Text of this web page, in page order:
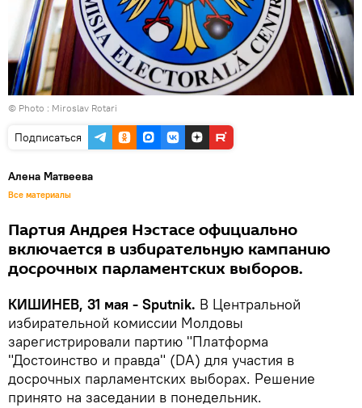
© Photo : Miroslav Rotari
Подписаться
Алена Матвеева
Все материалы
Партия Андрея Нэстасе официально
включается в избирательную кампанию
досрочных парламентских выборов.
КИШИНЕВ, 31 мая - Sputnik. В Центральной
избирательной комиссии Молдовы
зарегистрировали партию "Платформа
"Достоинство и правда" (DA) для участия в
досрочных парламентских выборах. Решение
принято на заседании в понедельник.